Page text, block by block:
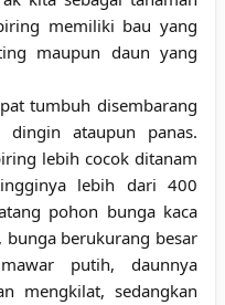
memiliki bau yang
maupun daun yang
tumbuh disembarang
ataupun panas.
lebih cocok ditanam
lebih dari 400
pohon bunga kaca
berukurang besar
putih, daunnya
mengkilat, sedangkan